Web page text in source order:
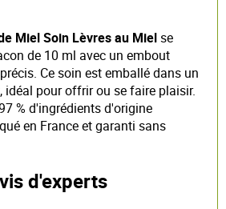
Miel Soin Lèvres au Mielse
de 10 ml avec un embout
Ce soin est emballé dans un
idéal pour offrir ou se faire plaisir.
% d'ingrédients d'origine
en France et garanti sans
d'experts